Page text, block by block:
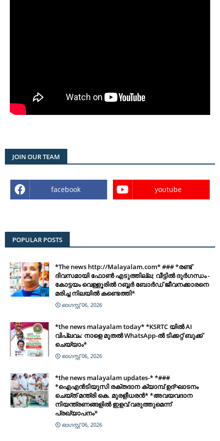
JOIN OUR TEAM
facebook youtube
POPULAR POSTS
*The news http://Malayalam.com* ### *രണ്ട്
ദിവസമായി ഫോൺ എടുത്തില്ല; വീട്ടിൽ ദുർഗന്ധം -
കോട്ടയം വെള്ളൂരിൽ റബ്ബർ ബോർഡ് ജീവനക്കാരനെ
മരിച്ച നിലയിൽ കണ്ടെത്തി*
ഓഗസ്റ്റ് 06, 2026
*the news malayalam today* *KSRTC യിൽ AI
വിപ്ലവം: നാളെ മുതൽ WhatsApp-ൽ ടിക്കറ്റ് ബുക്ക്
ചെയ്യാം*
ഓഗസ്റ്റ് 06, 2026
*the news malayalam updates-* *###
*ഐഎൻടിയുസി രക്തദാന ക്യാമ്പ് ഉദ്ഘാടനം
ചെയ്ത് മന്ത്രി കെ. മുരളീധരൻ* *അവയവദാന
നിയന്ത്രണങ്ങളിൽ ഇളവ് വരുത്തുമെന്ന്
പ്രഖ്യാപനം*
ഓഗസ്റ്റ് 06, 2026